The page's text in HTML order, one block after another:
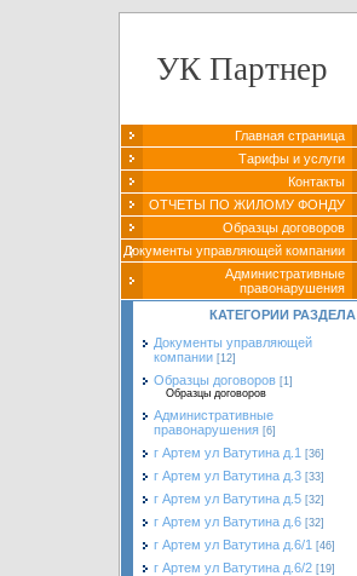
УК Партнер
Главная страница
Тарифы и услуги
Контакты
ОТЧЕТЫ ПО ЖИЛОМУ ФОНДУ
Образцы договоров
Документы управляющей компании
Административные
правонарушения
КАТЕГОРИИ РАЗДЕЛА
Документы управляющей
компании [12]
Образцы договоров [1]
Образцы договоров
Административные
правонарушения [6]
г Артем ул Ватутина д.1 [36]
г Артем ул Ватутина д.3 [33]
г Артем ул Ватутина д.5 [32]
г Артем ул Ватутина д.6 [32]
г Артем ул Ватутина д.6/1 [46]
г Артем ул Ватутина д.6/2 [19]